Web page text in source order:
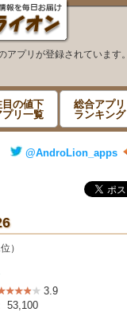
アプリが登録されています。
目の値下
プリ一覧
総合アプリ
ランキング
@AndroLion_apps
）
3.9
53,100